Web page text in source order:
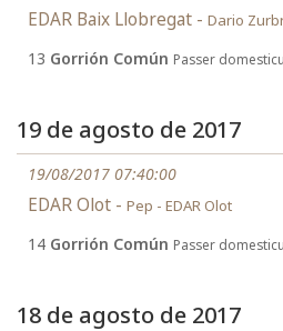
EDAR Baix Llobregat - Dario
13 Gorrión Común Passer
19 de agosto de 2017
19/08/2017 07:40:00
EDAR Olot - Pep - EDAR Olot
14 Gorrión Común Passer
18 de agosto de 2017